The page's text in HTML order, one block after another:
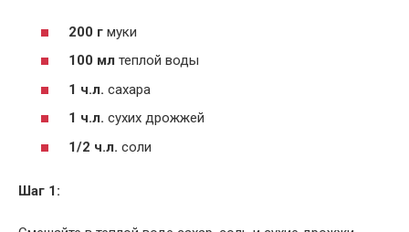
200 г муки
100 мл теплой воды
1 ч.л. сахара
1 ч.л. сухих дрожжей
1/2 ч.л. соли
Шаг 1: